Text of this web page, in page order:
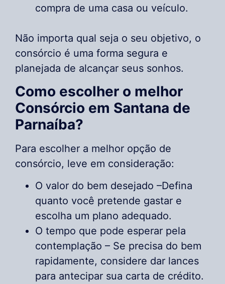
compra de uma casa ou veículo.
Não importa qual seja o seu objetivo, o
consórcio é uma forma segura e
planejada de alcançar seus sonhos.
Como escolher o melhor
Consórcio em Santana de
Parnaíba?
Para escolher a melhor opção de
consórcio, leve em consideração:
O valor do bem desejado –Defina
quanto você pretende gastar e
escolha um plano adequado.
O tempo que pode esperar pela
contemplação – Se precisa do bem
rapidamente, considere dar lances
para antecipar sua carta de crédito.